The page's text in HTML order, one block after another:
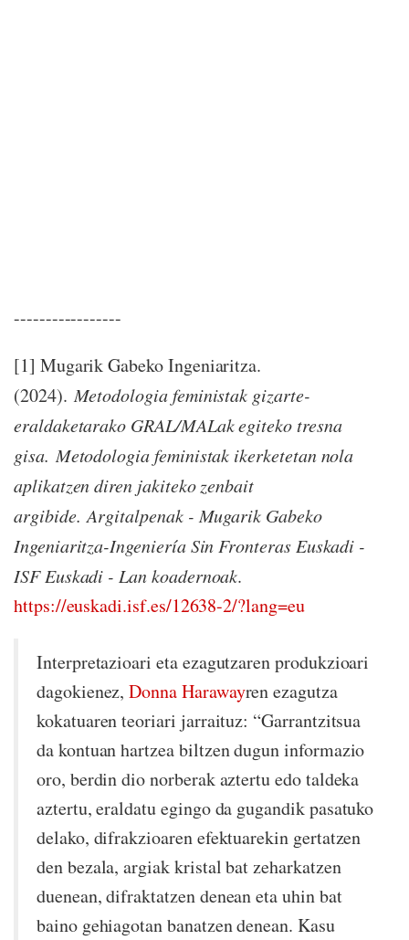
-----------------
[1] Mugarik Gabeko Ingeniaritza.
(2024).Metodologia feministak gizarte-
eraldaketarako GRAL/MALak egiteko tresna
gisa. Metodologia feministak ikerketetan nola
aplikatzen diren jakiteko zenbait
argibide.Argitalpenak - Mugarik Gabeko
Ingeniaritza-Ingeniería Sin Fronteras Euskadi -
ISF Euskadi - Lan koadernoak.
https://euskadi.isf.es/12638-2/?lang=eu
Interpretazioari eta ezagutzaren produkzioari
dagokienez,Donna Harawayren ezagutza
kokatuaren teoriari jarraituz: “Garrantzitsua
da kontuan hartzea biltzen dugun informazio
oro, berdin dio norberak aztertu edo taldeka
aztertu, eraldatu egingo da gugandik pasatuko
delako, difrakzioaren efektuarekin gertatzen
den bezala, argiak kristal bat zeharkatzen
duenean, difraktatzen denean eta uhin bat
baino gehiagotan banatzen denean. Kasu